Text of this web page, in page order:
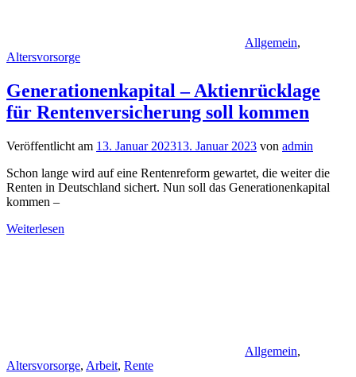
Allgemein,
Altersvorsorge
Generationenkapital – Aktienrücklage
für Rentenversicherung soll kommen
Veröffentlicht am 13. Januar 202313. Januar 2023 von admin
Schon lange wird auf eine Rentenreform gewartet, die weiter die
Renten in Deutschland sichert. Nun soll das Generationenkapital
kommen –
Weiterlesen
Allgemein,
Altersvorsorge, Arbeit, Rente